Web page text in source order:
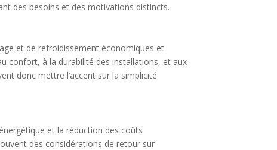
des besoins et des motivations distincts.
et de refroidissement économiques et
confort, à la durabilité des installations, et aux
donc mettre l’accent sur la simplicité
et la réduction des coûts
des considérations de retour sur